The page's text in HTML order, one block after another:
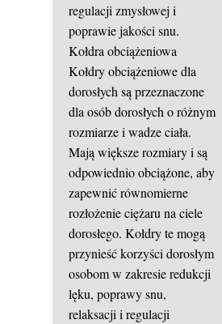
regulacji zmysłowej i
poprawie jakości snu.
Kołdra obciążeniowa
Kołdry obciążeniowe dla
dorosłych są przeznaczone
dla osób dorosłych o różnym
rozmiarze i wadze ciała.
Mają większe rozmiary i są
odpowiednio obciążone, aby
zapewnić równomierne
rozłożenie ciężaru na ciele
dorosłego. Kołdry te mogą
przynieść korzyści dorosłym
osobom w zakresie redukcji
lęku, poprawy snu,
relaksacji i regulacji